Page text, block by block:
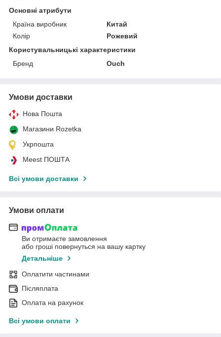
Основні атрибути
Країна виробник
Китай
Колір
Рожевий
Користувальницькі характеристики
Бренд
Ouch
Умови доставки
Нова Пошта
Магазини Rozetka
Укрпошта
Meest ПОШТА
Всі умови доставки
Умови оплати
Ви отримаєте замовлення
або гроші повернуться на вашу картку
Детальніше
Оплатити частинами
Післяплата
Оплата на рахунок
Всі умови оплати